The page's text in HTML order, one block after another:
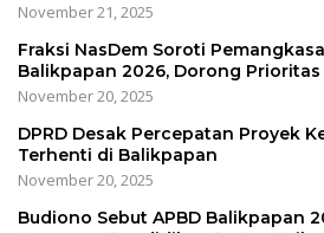
November 21, 2025
Fraksi NasDem Soroti
Balikpapan 2026, Dorong
November 20, 2025
DPRD Desak Percepatan Proyek
Terhenti di Balikpapan
November 20, 2025
Budiono Sebut APBD Balikpapan